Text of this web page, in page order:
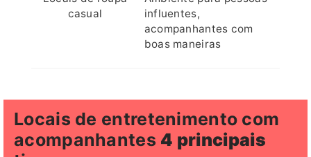
casual
influentes,
acompanhantes com
boas maneiras
Locais de entretenimento com
acompanhantes 4 principais